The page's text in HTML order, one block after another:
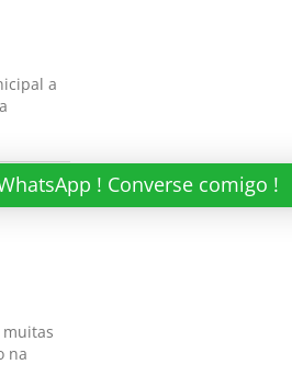
a
More
na
! Converse comigo !